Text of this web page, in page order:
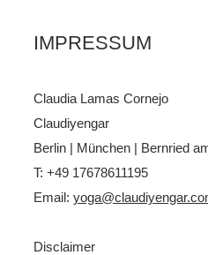
IMPRESSUM
Claudia Lamas Cornejo
Claudiyengar
Berlin | München | Bernried
T: +49 17678611195
Email:
Disclaimer